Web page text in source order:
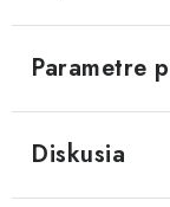
Parametre
Diskusia